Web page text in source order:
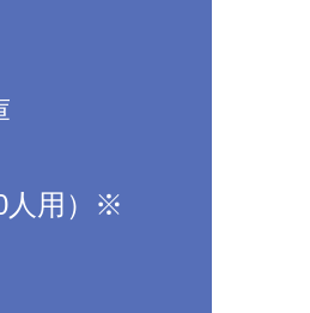
人用）※